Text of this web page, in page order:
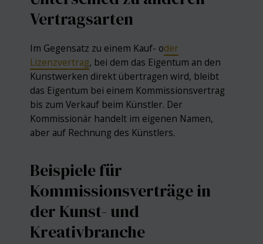
Vertragsarten
Im Gegensatz zu einem Kauf- oder
Lizenzvertrag, bei dem das Eigentum an den
Kunstwerken direkt übertragen wird, bleibt
das Eigentum bei einem Kommissionsvertrag
bis zum Verkauf beim Künstler. Der
Kommissionär handelt im eigenen Namen,
aber auf Rechnung des Künstlers.
Beispiele für
Kommissionsverträge in
der Kunst- und
Kreativbranche